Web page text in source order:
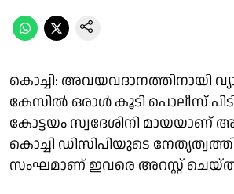
കൊച്ചി: അവയവദാനത്തിനായി
കേസിൽ ഒരാൾ കൂടി പൊലീസ്
കോട്ടയം സ്വദേശിനി മായയാണ്
കൊച്ചി ഡിസിപിയുടെ
സംഘമാണ് ഇവരെ അറസ്റ്റ്